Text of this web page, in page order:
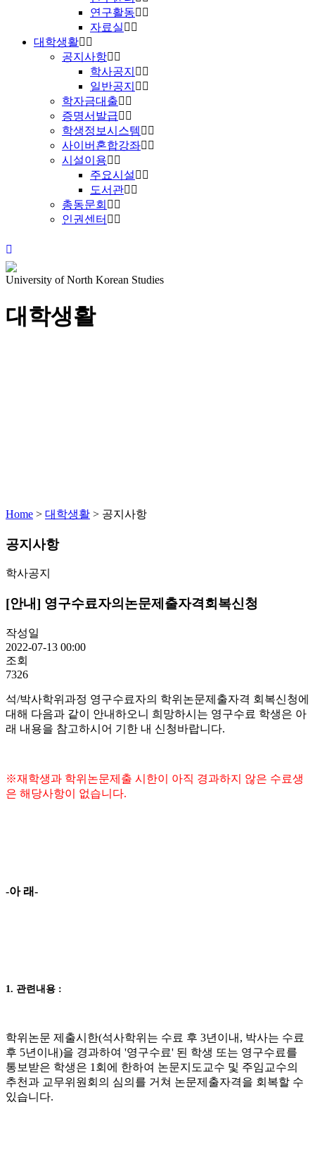
연구활동
자료실
대학생활
공지사항
학사공지
일반공지
학자금대출
증명서발급
학생정보시스템
사이버혼합강좌
시설이용
주요시설
도서관
총동문회
인권센터
University of North Korean Studies
대학생활
Home > 대학생활 > 공지사항
공지사항
학사공지
[안내] 영구수료자의논문제출자격회복신청
작성일
2022-07-13 00:00
조회
7326
석/박사학위과정 영구수료자의 학위논문제출자격 회복신청에
대해 다음과 같이 안내하오니 희망하시는 영구수료 학생은 아
래 내용을 참고하시어 기한 내 신청바랍니다.
※재학생과 학위논문제출 시한이 아직 경과하지 않은 수료생
은 해당사항이 없습니다.
-아 래-
1. 관련내용 :
학위논문 제출시한(석사학위는 수료 후 3년이내, 박사는 수료
후 5년이내)을 경과하여 '영구수료' 된 학생 또는 영구수료를
통보받은 학생은 1회에 한하여 논문지도교수 및 주임교수의
추천과 교무위원회의 심의를 거쳐 논문제출자격을 회복할 수
있습니다.